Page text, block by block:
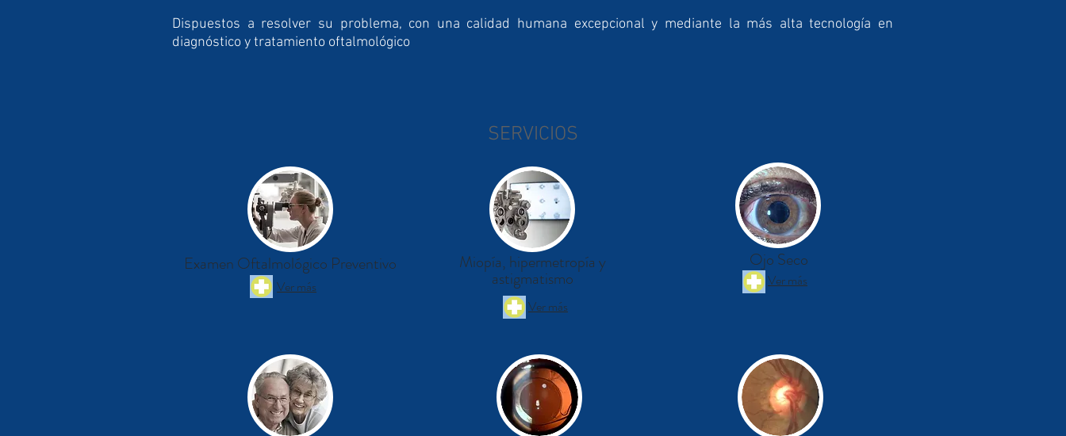
Dispuestos a resolver su problema, con una calidad humana excepcional y mediante la más alta tecnología en
diagnóstico y tratamiento oftalmológico
SERVICIOS
Examen Oftalmológico Preventivo
Ver más
Miopía, hipermetropía y
astigmatismo
Ver más
Ojo Seco
Ver más